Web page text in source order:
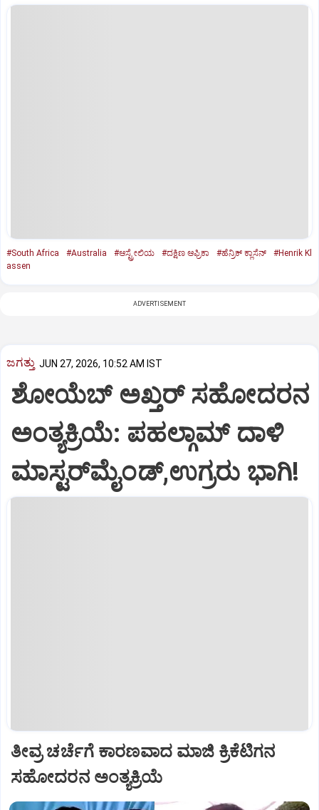
#South Africa #Australia #ಆಸ್ಟ್ರೇಲಿಯ #ದಕ್ಷಿಣ ಆಫ್ರಿಕಾ #ಹೆನ್ರಿಕ್‌ ಕ್ಲಾಸೆನ್‌
#Henrik Kl
assen
ADVERTISEMENT
ಜಗತ್ತು JUN 27, 2026, 10:52 AM IST
ಶೋಯೆಬ್ ಅಖ್ತರ್ ಸಹೋದರನ
ಅಂತ್ಯಕ್ರಿಯೆ: ಪಹಲ್ಗಾಮ್‌ ದಾಳಿ
ಮಾಸ್ಟರ್‌ಮೈಂಡ್,ಉಗ್ರರು ಭಾಗಿ!
ತೀವ್ರ ಚರ್ಚೆಗೆ ಕಾರಣವಾದ ಮಾಜಿ ಕ್ರಿಕೆಟಿಗನ
ಸಹೋದರನ ಅಂತ್ಯಕ್ರಿಯೆ